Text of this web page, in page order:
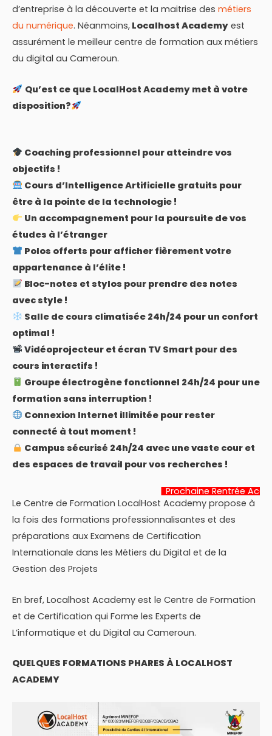
d’entreprise à la découverte et la maitrise des métiers
du numérique. Néanmoins, Localhost Academy est
assurément le meilleur centre de formation aux métiers
du digital au Cameroun.
Qu’est ce que LocalHost Academy met à votre
disposition?
Coaching professionnel pour atteindre vos
objectifs !
Cours d’Intelligence Artificielle gratuits pour
être à la pointe de la technologie !
Un accompagnement pour la poursuite de vos
études à l’étranger
Polos offerts pour afficher fièrement votre
appartenance à l’élite !
Bloc-notes et stylos pour prendre des notes
avec style !
Salle de cours climatisée 24h/24 pour un confort
optimal !
Vidéoprojecteur et écran TV Smart pour des
cours interactifs !
Groupe électrogène fonctionnel 24h/24 pour une
formation sans interruption !
Connexion Internet illimitée pour rester
connecté à tout moment !
Campus sécurisé 24h/24 avec une vaste cour et
des espaces de travail pour vos recherches !
Prochaine Rentrée Académique:
22
Le Centre de Formation LocalHost Academy propose à
la fois des formations professionnalisantes et des
préparations aux Examens de Certification
Internationale dans les Métiers du Digital et de la
Gestion des Projets
En bref, Localhost Academy est le Centre de Formation
et de Certification qui Forme les Experts de
L’informatique et du Digital au Cameroun.
QUELQUES FORMATIONS PHARES À LOCALHOST
ACADEMY